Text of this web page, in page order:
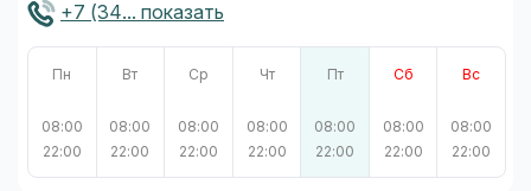
+7 (34... показать
Пн
08:00
22:00
Вт
08:00
22:00
Ср
08:00
22:00
Чт
08:00
22:00
Пт
08:00
22:00
Сб
08:00
22:00
Вс
08:00
22:00